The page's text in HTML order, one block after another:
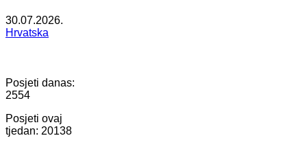
30.07.2026.
Hrvatska
Posjeti danas:
2554
Posjeti ovaj
tjedan: 20138